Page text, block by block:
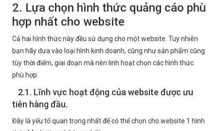
2. Lựa chọn hình thức quảng cáo phù
hợp nhất cho website
Cả hai hình thức này đều sử dụng cho một website. Tuy nhiên
bạn hãy dựa vào loại hình kinh doanh, cũng như sản phẩm cũng
tùy thời điểm, giai đoạn mà nên linh hoạt chọn các hình thức
phù hợp.
2.1. Lĩnh vực hoạt động của website được ưu
tiên hàng đầu.
Đây là yếu tố quan trọng nhất để có thể chọn cho website 1 hình